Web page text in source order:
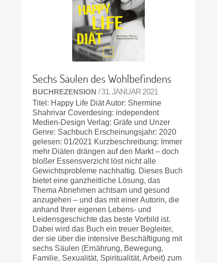
Sechs Säulen des Wohlbefindens
BUCHREZENSION / 31. JANUAR 2021
Titel: Happy Life Diät Autor: Shermine
Shahrivar Coverdesing: independent
Medien-Design Verlag: Gräfe und Unzer
Genre: Sachbuch Erscheinungsjahr: 2020
gelesen: 01/2021 Kurzbeschreibung: Immer
mehr Diäten drängen auf den Markt – doch
bloßer Essensverzicht löst nicht alle
Gewichtsprobleme nachhaltig. Dieses Buch
bietet eine ganzheitliche Lösung, das
Thema Abnehmen achtsam und gesund
anzugehen – und das mit einer Autorin, die
anhand Ihrer eigenen Lebens- und
Leidensgeschichte das beste Vorbild ist.
Dabei wird das Buch ein treuer Begleiter,
der sie über die intensive Beschäftigung mit
sechs Säulen (Ernährung, Bewegung,
Familie, Sexualität, Spiritualität, Arbeit) zum